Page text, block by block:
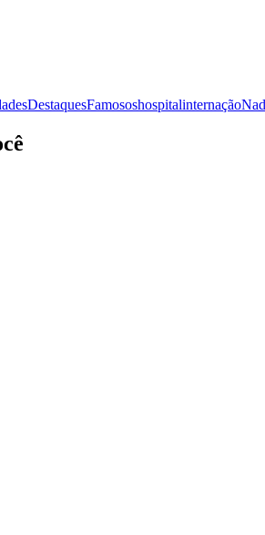
DestaquesFamososhospitalinternação